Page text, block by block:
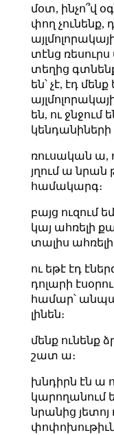
մօտ, ինչո՞վ
փող չունենք,
տէնց
տեղից
են՝ չէ, էդ
են, ու
կենդանիների
ռուսական ա,
յղում ա
համակարգ։
բայց ուզում
կայ ահռելի
տալիս
ու եթէ էդ
դոլարի
համար՝
լինեն։
մենք ունենք
շատ ա։
խնդիրն էն ա
կարողանում
նրանից յետոյ